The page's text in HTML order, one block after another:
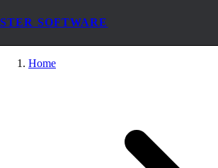
STER SOFTWARE
Home